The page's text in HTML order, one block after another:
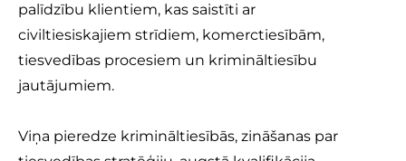
palīdzību klientiem, kas saistīti ar
civiltiesiskajiem strīdiem, komerctiesībām,
tiesvedības procesiem un krimināltiesību
jautājumiem.
Viņa pieredze krimināltiesībās, zināšanas par